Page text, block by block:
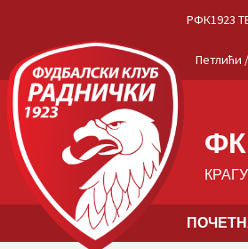
content
РФК1923
Петлићи